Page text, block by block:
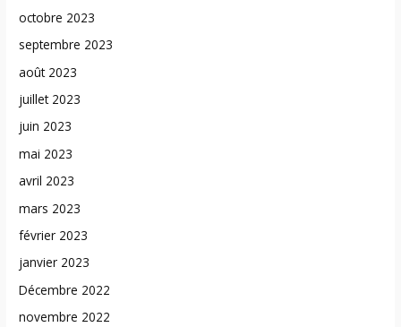
octobre 2023
septembre 2023
août 2023
juillet 2023
juin 2023
mai 2023
avril 2023
mars 2023
février 2023
janvier 2023
Décembre 2022
novembre 2022